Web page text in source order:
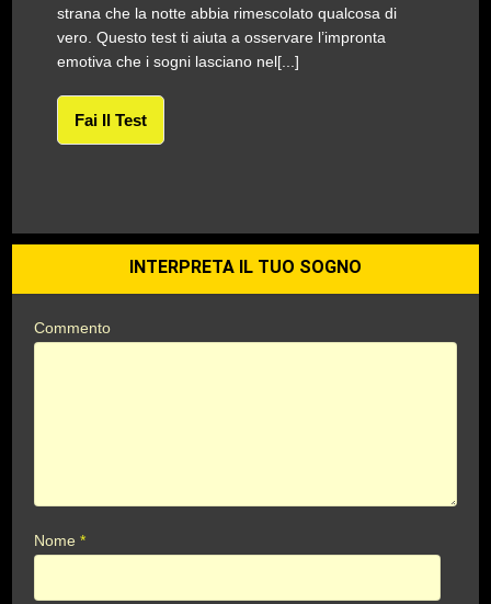
strana che la notte abbia rimescolato qualcosa di
vero. Questo test ti aiuta a osservare l’impronta
emotiva che i sogni lasciano nel[...]
Fai Il Test
INTERPRETA IL TUO SOGNO
Commento
Nome*